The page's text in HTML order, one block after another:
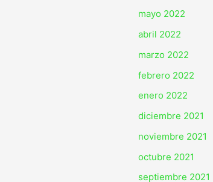
mayo 2022
abril 2022
marzo 2022
febrero 2022
enero 2022
diciembre 2021
noviembre 2021
octubre 2021
septiembre 2021